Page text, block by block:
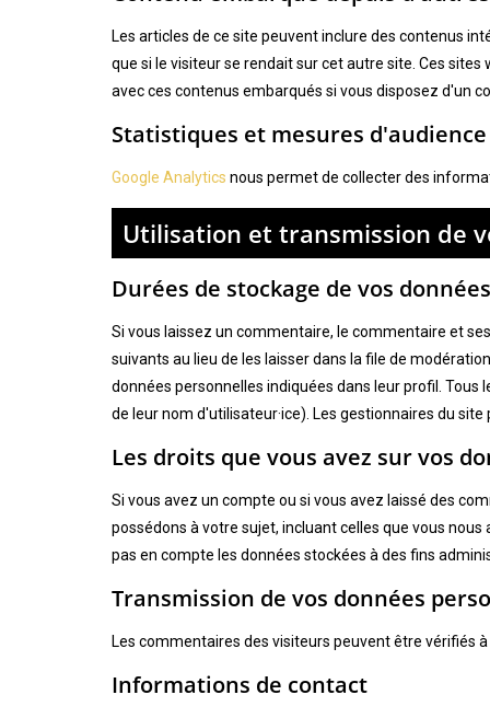
Les articles de ce site peuvent inclure des contenus
que si le visiteur se rendait sur cet autre site. Ces
avec ces contenus embarqués si vous disposez d'un
Statistiques et mesures d'audience
Google Analytics nous permet de collecter des
Utilisation et transmission de
Durées de stockage de vos données
Si vous laissez un commentaire, le commentaire et
suivants au lieu de les laisser dans la file de
données personnelles indiquées dans leur profil.
de leur nom d'utilisateur·ice). Les gestionnaires du
Les droits que vous avez sur vos
Si vous avez un compte ou si vous avez laissé des
possédons à votre sujet, incluant celles que vous
pas en compte les données stockées à des fins
Transmission de vos données
Les commentaires des visiteurs peuvent être vérifiés
Informations de contact